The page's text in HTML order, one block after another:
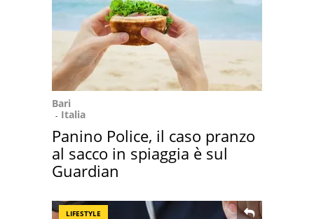
Bari
Italia
Panino Police, il caso pranzo
al sacco in spiaggia è sul
Guardian
LIFESTYLE